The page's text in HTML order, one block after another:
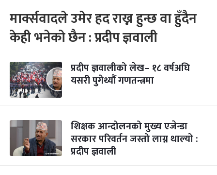
मार्क्सवादले उमेर हद राख्न हुन्छ वा हुँदैन
केही भनेको छैन : प्रदीप ज्ञवाली
प्रदीप ज्ञवालीको लेख– १८ वर्षअघि
यसरी पुगेथ्यौं गणतन्त्रमा
शिक्षक आन्दोलनको मुख्य एजेन्डा
सरकार परिवर्तन जस्तो लाग्न थाल्यो :
प्रदीप ज्ञवाली